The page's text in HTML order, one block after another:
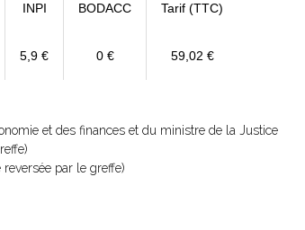
INPI BODACC Tarif (TTC)
5,9 € 0 € 59,02 €
et des finances et du ministre de la Justice
reversée par le greffe)